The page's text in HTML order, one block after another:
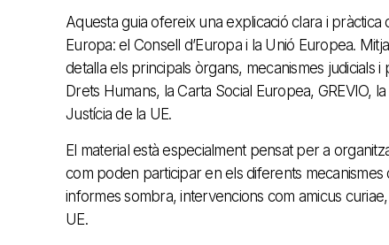
Aquesta guia ofereix una explicació clara i
Europa: el Consell d’Europa i la Unió Europea.
detalla els principals òrgans, mecanismes
Drets Humans, la Carta Social Europea, GREVIO,
Justícia de la UE.
El material està especialment pensat per a
com poden participar en els diferents
informes sombra, intervencions com amicus
UE.